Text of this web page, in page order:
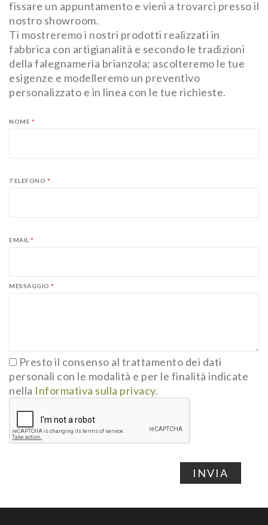
fissare un appuntamento e vieni a trovarci presso il
nostro showroom.
Ti mostreremo i nostri prodotti realizzati in
fabbrica con artigianalità e secondo le tradizioni
della falegnameria brianzola; ascolteremo le tue
esigenze e modelleremo un preventivo
personalizzato e in linea con le tue richieste.
NOME *
TELEFONO *
EMAIL *
MESSAGGIO *
Presto il consenso al trattamento dei dati
personali con le modalità e per le finalità indicate
nella Informativa sulla privacy.
INVIA